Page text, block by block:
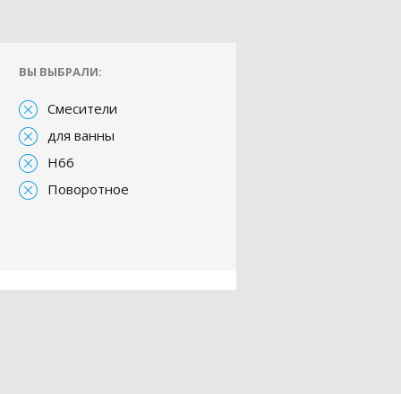
ВЫ ВЫБРАЛИ:
Смесители
для ванны
H66
Поворотное